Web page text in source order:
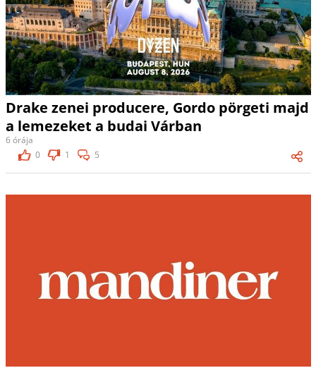
Drake zenei producere, Gordo pörgeti majd
a lemezeket a budai Várban
6 órája
0
1 5